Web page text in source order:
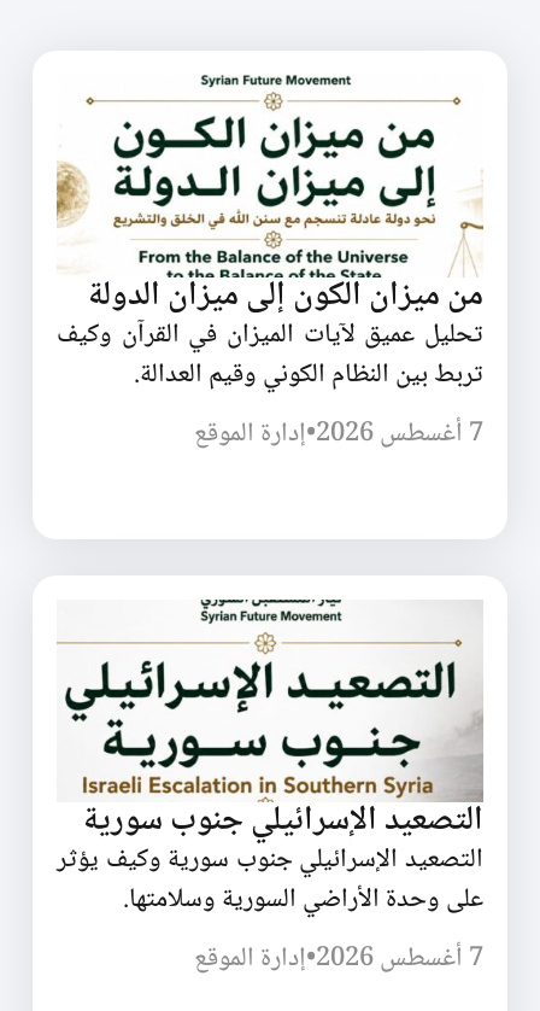
من ميزان الكون إلى ميزان الدولة
تحليل عميق لآيات الميزان في القرآن وكيف
تربط بين النظام الكوني وقيم العدالة.
7 أغسطس 2026
•إدارة الموقع
التصعيد الإسرائيلي جنوب سورية
التصعيد الإسرائيلي جنوب سورية وكيف يؤثر
على وحدة الأراضي السورية وسلامتها.
7 أغسطس 2026
•إدارة الموقع